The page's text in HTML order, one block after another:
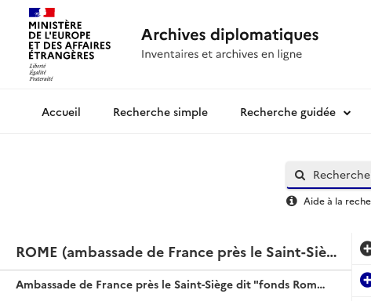
Archives diplomatiquesRecherche simple Recherche guidée
Aide à la
ROME (ambassade de France près le Saint-Siège) - fonds dit « Rome Saint-Siège »
Ambassade de France près le Saint-Siège dit "fonds Rome Saint-Siège"